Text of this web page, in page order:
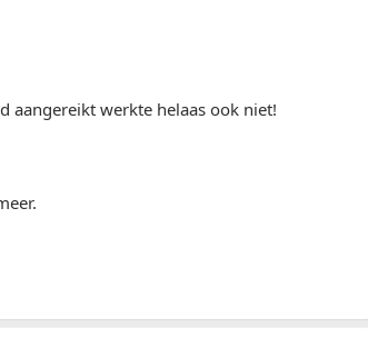
aangereikt werkte helaas ook niet!